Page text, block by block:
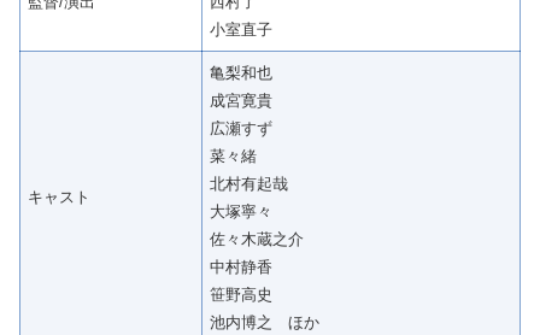
小室直子
キャスト
亀梨和也
成宮寛貴
広瀬すず
菜々緒
北村有起哉
大塚寧々
佐々木蔵之介
中村静香
笹野高史
池内博之 ほか